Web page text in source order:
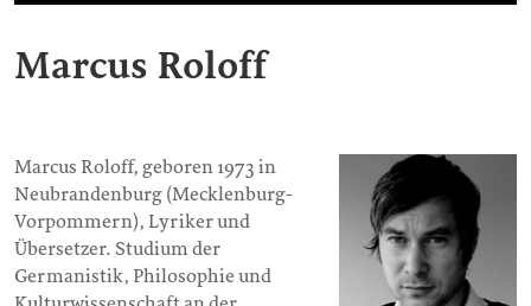
Marcus Roloff
Marcus Roloff, geboren 1973 in
Neubrandenburg (Mecklenburg-
Vorpommern), Lyriker und
Übersetzer. Studium der
Germanistik, Philosophie und